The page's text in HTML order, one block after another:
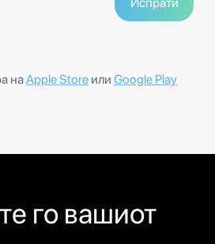
наApple Store или Google Play
го вашиот